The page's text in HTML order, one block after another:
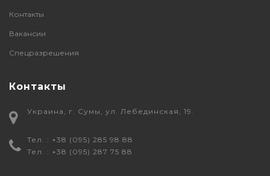
Контакты
Вакансии
Спецразрешения
Контакты
Украина, г. Сумы, ул. Лебединская, 19.
Тел. : +38 (095) 285 98 88
Тел. : +38 (095) 287 75 88